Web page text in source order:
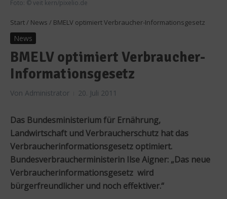
Foto: © veit kern/pixelio.de
Start / News / BMELV optimiert Verbraucher-Informationsgesetz
News
BMELV optimiert Verbraucher-
Informationsgesetz
Von Administrator 20. Juli 2011
Das Bundesministerium für Ernährung,
Landwirtschaft und Verbraucherschutz hat das
Verbraucherinformationsgesetz optimiert.
Bundesverbraucherministerin Ilse Aigner: „Das neue
Verbraucherinformationsgesetz wird
bürgerfreundlicher und noch effektiver.“